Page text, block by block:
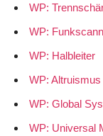
WP:
WP:
WP: Halbleiter
WP: Altruismus
WP: Global
WP: Universal